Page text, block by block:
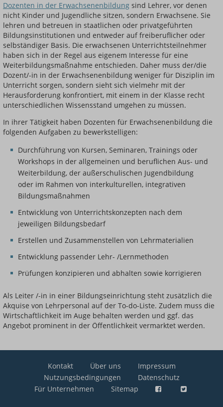
Dozenten in der Erwachsenenbildung sind Lehrer, vor denen
nicht Kinder und Jugendliche sitzen, sondern Erwachsene. Sie
lehren und betreuen in staatlichen oder privatgeführten
Bildungsinstitutionen und entweder auf freiberuflicher oder
selbständiger Basis. Die erwachsenen Unterrichtsteilnehmer
haben sich in der Regel aus eigenem Interesse für eine
Weiterbildungsmaßnahme entschieden. Daher muss der/die
Dozent/-in in der Erwachsenenbildung weniger für Disziplin im
Unterricht sorgen, sondern sieht sich vielmehr mit der
Herausforderung konfrontiert, mit einem in der Klasse recht
unterschiedlichen Wissensstand umgehen zu müssen.
In ihrer Tätigkeit haben Dozenten für Erwachsenenbildung die
folgenden Aufgaben zu bewerkstelligen:
Durchführung von Kursen, Seminaren, Trainings oder
Workshops in der allgemeinen und beruflichen Aus- und
Weiterbildung, der außerschulischen Jugendbildung
oder im Rahmen von interkulturellen, integrativen
Bildungsmaßnahmen
Entwicklung von Unterrichtskonzepten nach dem
jeweiligen Bildungsbedarf
Erstellen und Zusammenstellen von Lehrmaterialien
Entwicklung passender Lehr- /Lernmethoden
Prüfungen konzipieren und abhalten sowie korrigieren
Als Leiter /-in in einer Bildungseinrichtung steht zusätzlich die
Akquise von Lehrpersonal auf der To-do-Liste. Zudem muss die
Wirtschaftlichkeit im Auge behalten werden und ggf. das
Angebot prominent in der Öffentlichkeit vermarktet werden.
Kontakt Über uns
Impressum
Nutzungsbedingungen
Datenschutz
Für Unternehmen
Sitemap